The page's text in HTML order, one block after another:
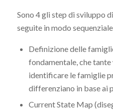
Sono 4 gli step di sviluppo
seguite in modo
Definizione delle
fondamentale, che
identificare le famiglie
differenziano in base ai
Current State Map